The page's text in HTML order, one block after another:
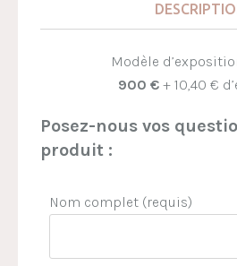
Modèle
900 €+ 10,40 €
Posez-nous vos
produit :
Nom complet (requis)